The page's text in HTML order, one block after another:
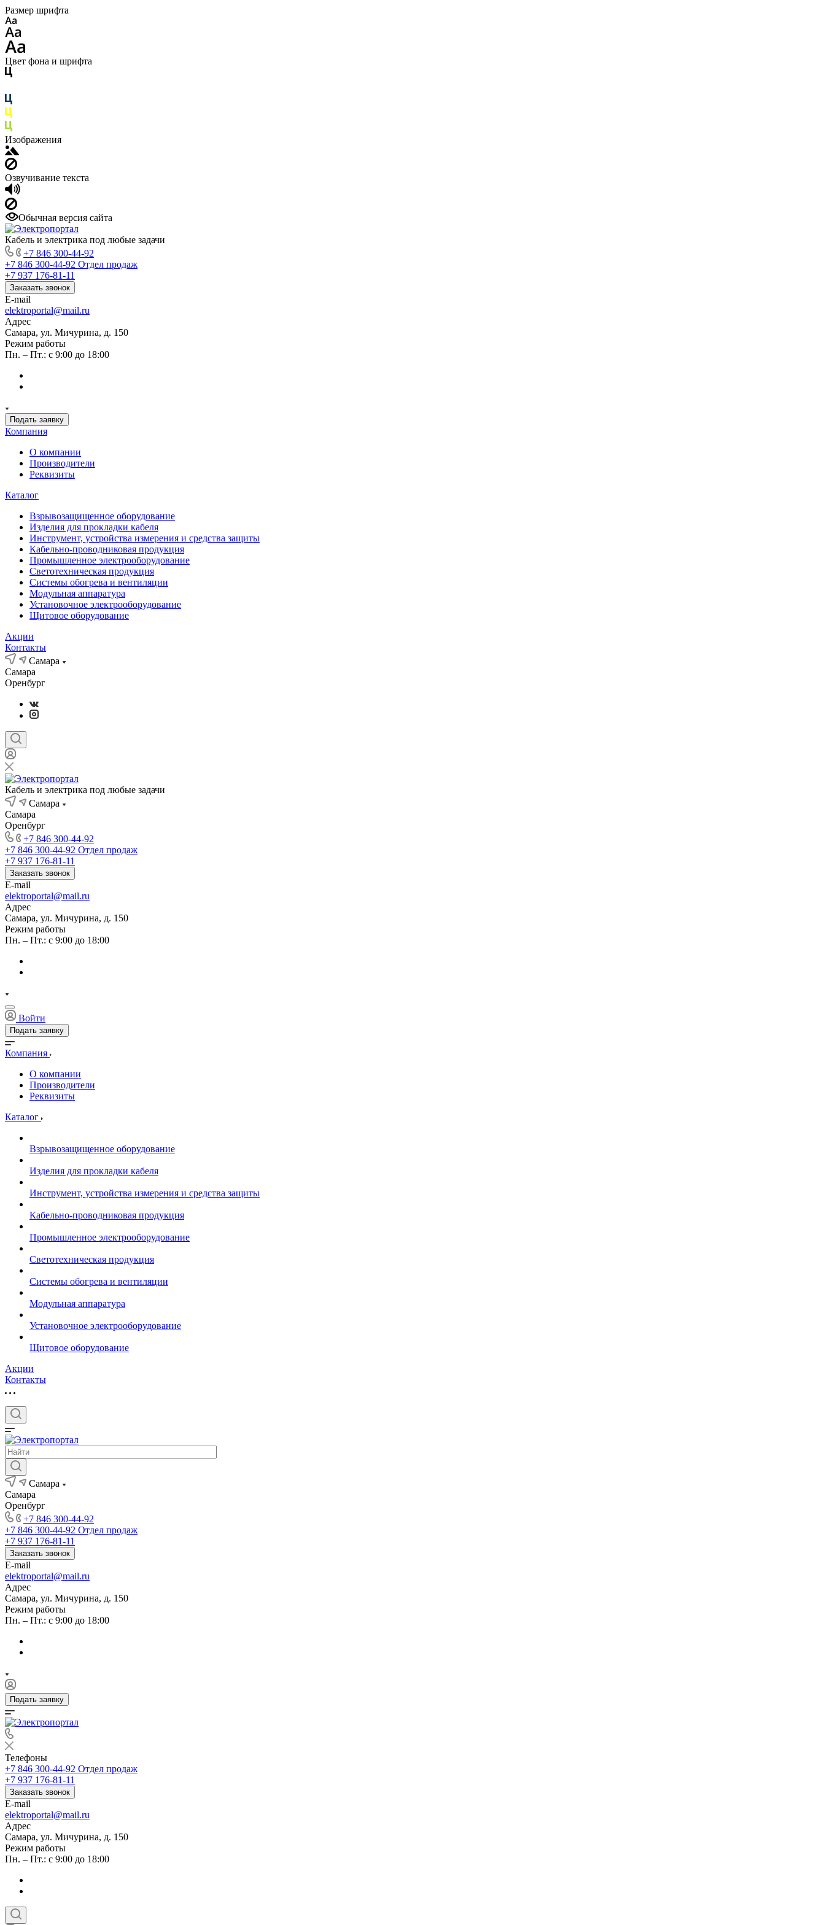
Размер шрифта
Цвет фона и шрифта
Изображения
Озвучивание текста
Обычная версия сайта
Кабель и электрика под любые задачи
+7 846 300-44-92
+7 846 300-44-92 Отдел продаж
+7 937 176-81-11
Заказать звонок
E-mail
elektroportal@mail.ru
Адрес
Самара, ул. Мичурина, д. 150
Режим работы
Пн. – Пт.: с 9:00 до 18:00
Подать заявку
Компания
О компании
Производители
Реквизиты
Каталог
Взрывозащищенное оборудование
Изделия для прокладки кабеля
Инструмент, устройства измерения и средства защиты
Кабельно-проводниковая продукция
Промышленное электрооборудование
Светотехническая продукция
Системы обогрева и вентиляции
Модульная аппаратура
Установочное электрооборудование
Щитовое оборудование
Акции
Контакты
Самара
Самара
Оренбург
Кабель и электрика под любые задачи
Самара
Самара
Оренбург
+7 846 300-44-92
+7 846 300-44-92 Отдел продаж
+7 937 176-81-11
Заказать звонок
E-mail
elektroportal@mail.ru
Адрес
Самара, ул. Мичурина, д. 150
Режим работы
Пн. – Пт.: с 9:00 до 18:00
Войти
Подать заявку
Компания
О компании
Производители
Реквизиты
Каталог
Взрывозащищенное оборудование
Изделия для прокладки кабеля
Инструмент, устройства измерения и средства защиты
Кабельно-проводниковая продукция
Промышленное электрооборудование
Светотехническая продукция
Системы обогрева и вентиляции
Модульная аппаратура
Установочное электрооборудование
Щитовое оборудование
Акции
Контакты
Самара
Самара
Оренбург
+7 846 300-44-92
+7 846 300-44-92 Отдел продаж
+7 937 176-81-11
Заказать звонок
E-mail
elektroportal@mail.ru
Адрес
Самара, ул. Мичурина, д. 150
Режим работы
Пн. – Пт.: с 9:00 до 18:00
Подать заявку
Телефоны
+7 846 300-44-92 Отдел продаж
+7 937 176-81-11
Заказать звонок
E-mail
elektroportal@mail.ru
Адрес
Самара, ул. Мичурина, д. 150
Режим работы
Пн. – Пт.: с 9:00 до 18:00